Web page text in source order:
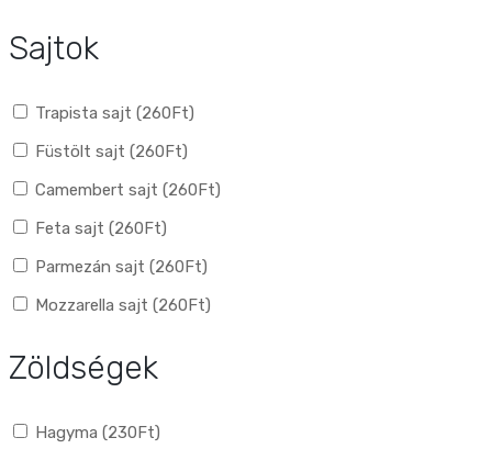
Sajtok
Trapista sajt (260Ft)
Füstölt sajt (260Ft)
Camembert sajt (260Ft)
Feta sajt (260Ft)
Parmezán sajt (260Ft)
Mozzarella sajt (260Ft)
Zöldségek
Hagyma (230Ft)